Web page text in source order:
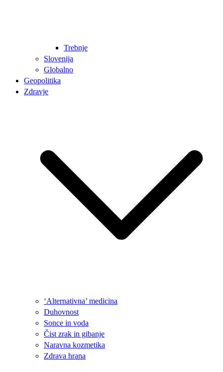
Trebnje
Slovenija
Globalno
Geopolitika
Zdravje
‘Alternativna’ medicina
Duhovnost
Sonce in voda
Čist zrak in gibanje
Naravna kozmetika
Zdrava hrana